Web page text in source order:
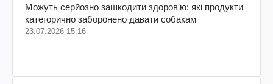
Можуть серйозно зашкодити здоровʼю: які продукти
категорично заборонено давати собакам
23.07.2026 15:16